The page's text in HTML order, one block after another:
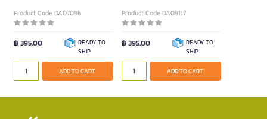
Product Code DA07096
฿ 395.00
READY TO
SHIP
ADD TO CART
Product Code DA09117
฿ 395.00
READY TO
SHIP
ADD TO CART